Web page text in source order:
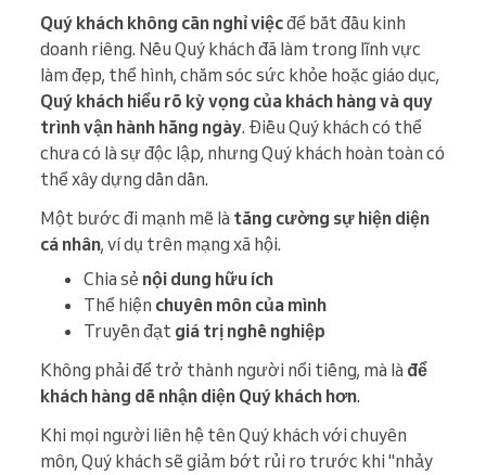
Quý khách không cần nghỉ việcđể bắt đầu kinh
doanh riêng. Nếu Quý khách đã làm trong lĩnh vực
làm đẹp, thể hình, chăm sóc sức khỏe hoặc giáo dục,
Quý khách hiểu rõ kỳ vọng của khách hàng và quy
trình vận hành hằng ngày. Điều Quý khách có thể
chưa có là sự độc lập, nhưng Quý khách hoàn toàn có
thể xây dựng dần dần.
Một bước đi mạnh mẽ là tăng cường sự hiện diện
cá nhân, ví dụ trên mạng xã hội.
Chia sẻ nội dung hữu ích
Thể hiện chuyên môn của mình
Truyền đạt giá trị nghề nghiệp
Không phải để trở thành người nổi tiếng, mà là để
khách hàng dễ nhận diện Quý khách hơn.
Khi mọi người liên hệ tên Quý khách với chuyên
môn, Quý khách sẽ giảm bớt rủi ro trước khi "nhảy